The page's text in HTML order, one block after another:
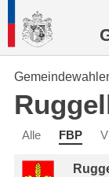
Alle FBP